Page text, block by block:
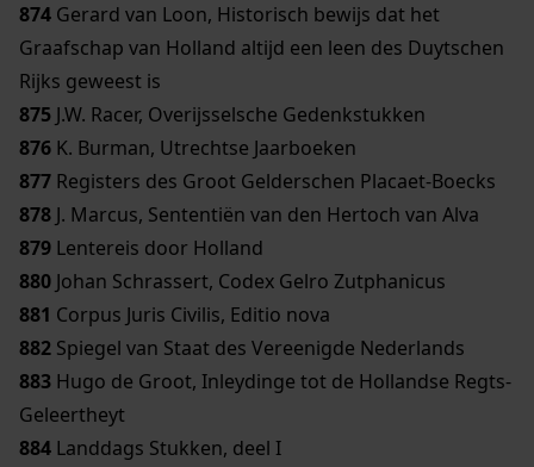
874 Gerard van Loon, Historisch bewijs dat het
Graafschap van Holland altijd een leen des Duytschen
Rijks geweest is
875 J.W. Racer, Overijsselsche Gedenkstukken
876 K. Burman, Utrechtse Jaarboeken
877 Registers des Groot Gelderschen Placaet-Boecks
878 J. Marcus, Sententiën van den Hertoch van Alva
879 Lentereis door Holland
880 Johan Schrassert, Codex Gelro Zutphanicus
881 Corpus Juris Civilis, Editio nova
882 Spiegel van Staat des Vereenigde Nederlands
883 Hugo de Groot, Inleydinge tot de Hollandse Regts-
Geleertheyt
884 Landdags Stukken, deel I